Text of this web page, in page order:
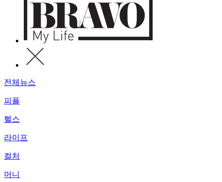
전체뉴스
피플
헬스
라이프
컬처
머니